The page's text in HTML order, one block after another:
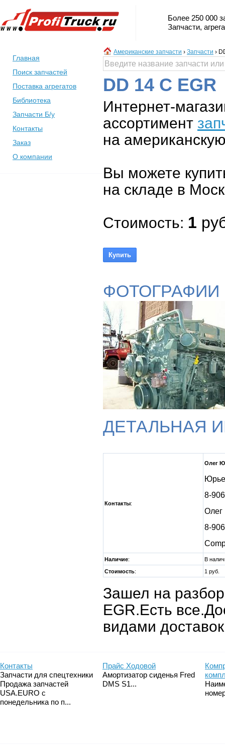
Более 250 000
Запчасти,
Главная
Поиск запчастей
Поставка агрегатов
Библиотека
Запчасти Б/у
Контакты
Заказ
О компании
Американские запчасти › Запчасти ›
DD 14 С EGR
Интернет-
ассортимент
на
Вы можете
на складе в
Стоимость: 1
ФОТОГРАФИИ
ДЕТАЛЬНАЯ
Контакты:
Олег
8-
Олег
8-
Наличие:
В
Стоимость: 1 руб.
Зашел на
EGR.Есть
видами
Контакты
Запчасти для спецтехники
Продажа запчастей
USA.EURO с
понедельника по п...
Прайс Ходовой
Амортизатор сиденья Fred
DMS S1...